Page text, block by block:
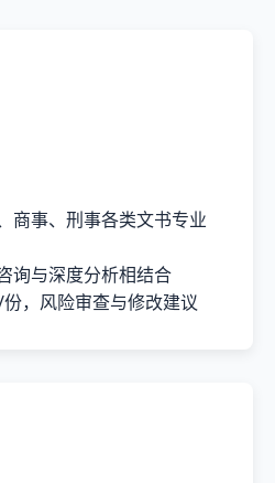
商事、刑事各类文书专业
询与深度分析相结合
，风险审查与修改建议